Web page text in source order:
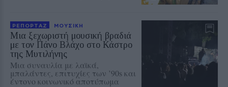
ΡΕΠΟΡΤΑΖ ΜΟΥΣΙΚΗ
Μια ξεχωριστή μουσική βραδιά
με τον Πάνο Βλάχο στο Κάστρο
της Μυτιλήνης
Μια συναυλία με λαϊκά,
μπαλάντες, επιτυχίες των ’90s και
έντονο κοινωνικό αποτύπωμα